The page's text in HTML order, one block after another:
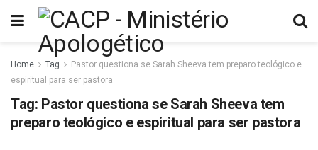
Home Tag
Pastor questiona se Sarah Sheeva tem preparo teológico e
espiritual para ser pastora
Tag: Pastor questiona se Sarah Sheeva tem
preparo teológico e espiritual para ser pastora